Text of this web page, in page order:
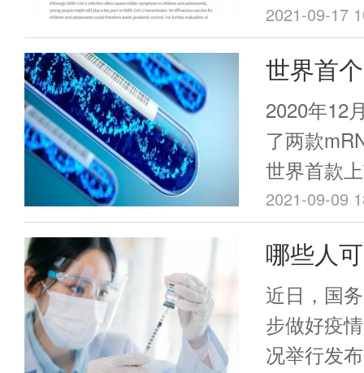
性良好的
苗后可引
疫反应。
2021-09-17
世界首
更易生
苗学的
2020年12
了两款
世界首款
键的是，
仅仅用了
一款疫苗
的研发时
2021-09-09
哪些人
家卫健
近日，国
步做好疫
况举行发